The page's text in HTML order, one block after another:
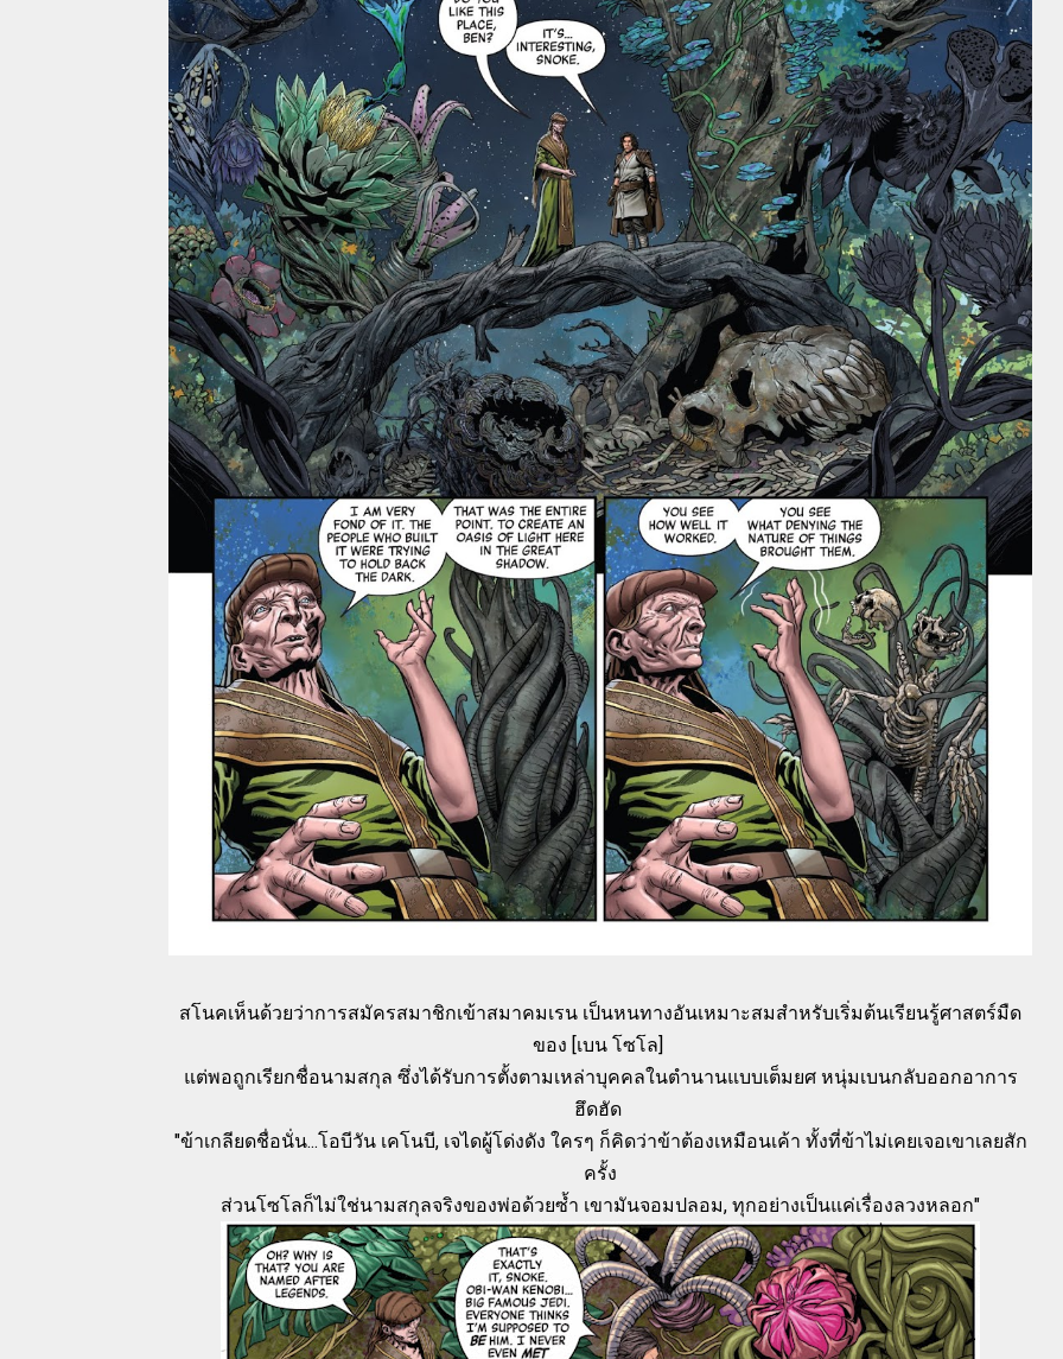
สโนคเห็นด้วยว่าการสมัครสมาชิกเข้าสมาคมเรน เป็นหนทางอันเหมาะสมสำหรับเริ่มต้นเรียนรู้ศาสตร์มืด
ของ [เบน โซโล]
แต่พอถูกเรียกชื่อนามสกุล ซึ่งได้รับการตั้งตามเหล่าบุคคลในตำนานแบบเต็มยศ หนุ่มเบนกลับออกอาการ
ฮึดฮัด
"ข้าเกลียดชื่อนั่น...โอบีวัน เคโนบี, เจไดผู้โด่งดัง ใครๆ ก็คิดว่าข้าต้องเหมือนเค้า ทั้งที่ข้าไม่เคยเจอเขาเลยสัก
ครั้ง
ส่วนโซโลก็ไม่ใช่นามสกุลจริงของพ่อด้วยซ้ำ เขามันจอมปลอม, ทุกอย่างเป็นแค่เรื่องลวงหลอก"